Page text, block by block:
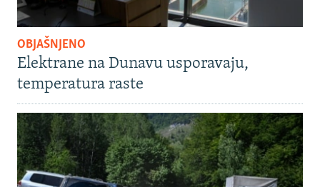
OBJAŠNJENO
Elektrane na Dunavu usporavaju,
temperatura raste